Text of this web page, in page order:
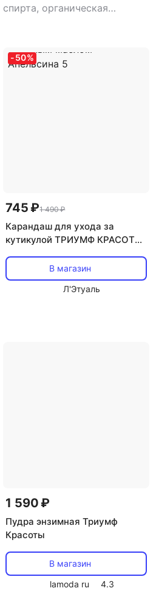
спирта, органическая
,тип товара: дезодорант
-50%
745 ₽1 490 ₽
Карандаш для ухода за
кутикулой ТРИУМФ КРАСОТЫ
педикюра с эфирным маслом
Апельсина 5
В магазин
Л'Этуаль
1 590 ₽
Пудра энзимная Триумф
Красоты
В магазин
lamoda ru
4.3